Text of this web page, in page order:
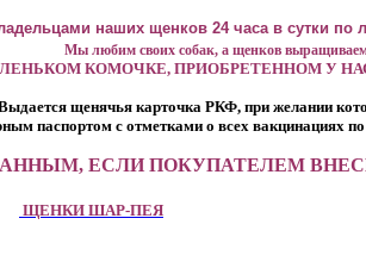
наших щенков 24 часа в сутки
Мы любим своих собак, а щенков выращиваем
КОМОЧКЕ, ПРИОБРЕТЕННОМ У
щенячья карточка РКФ, при желании
паспортом с отметками о всех вакцинациях
ЕСЛИ ПОКУПАТЕЛЕМ
ЩЕНКИ ШАР-ПЕЯ